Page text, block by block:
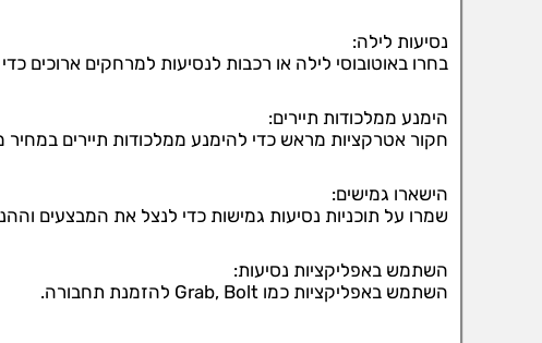
נסיעות לילה:
בחרו באוטובוסי לילה או רכבות לנסיעות למרחקים ארוכים
הימנע ממלכודות תיירים:
חקור אטרקציות מראש כדי להימנע ממלכודות תיירים במחיר
הישארו גמישים:
שמרו על תוכניות נסיעות גמישות כדי לנצל את המבצעים
השתמש באפליקציות נסיעות:
השתמש באפליקציות כמו Grab, Bolt להזמנת תחבורה.